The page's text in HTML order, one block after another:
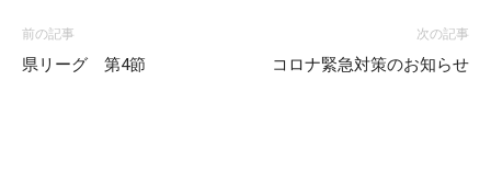
前の記事
県リーグ 第4節
次の記事
コロナ緊急対策のお知らせ